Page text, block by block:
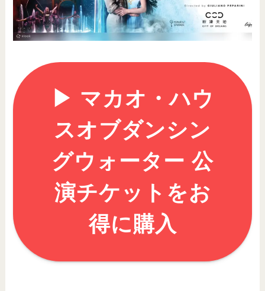
▶︎ マカオ・ハウ
スオブダンシン
グウォーター 公
演チケットをお
得に購入